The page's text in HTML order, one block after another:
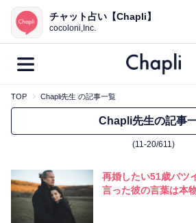
鑑定記事・占い師検索
最新記事一覧
カテゴリー別
チャット占い【Chapli】
cocoloni,Inc.
TOP Chapli先生 の記事一覧
Chapli先生の記事
(11-20/611)
再婚したい51歳バツ
言った彼の言葉は本